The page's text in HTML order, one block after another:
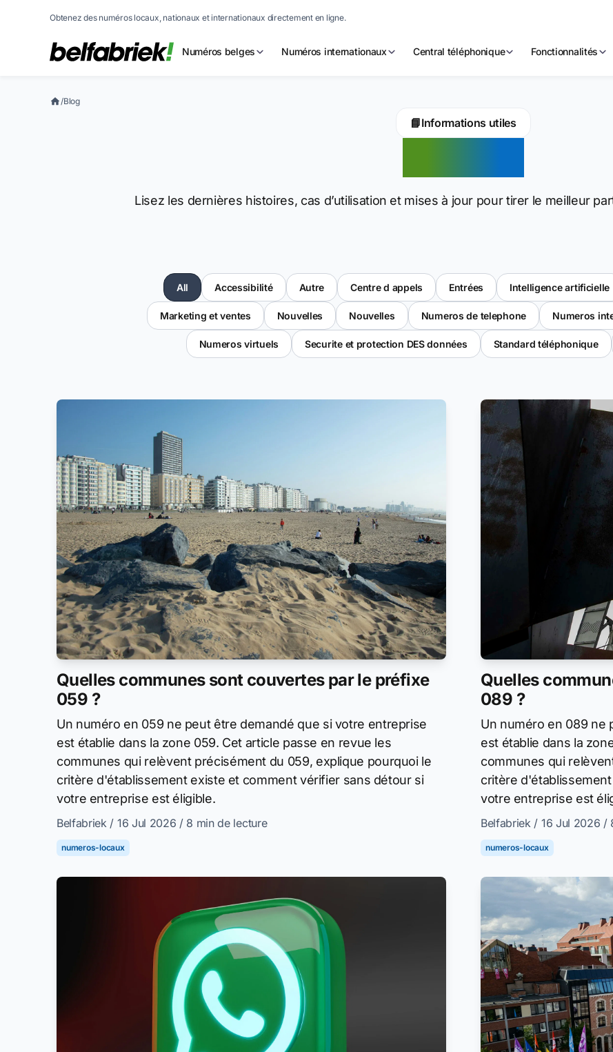
Obtenez des numéros locaux, nationaux et internationaux directement en ligne.
Numéros belges Numéros internationaux Central téléphonique Fonctionnalités
/Blog
📘Informations utiles
Lisez les dernières histoires, cas d’utilisation et mises à jour pour tirer le meilleur
All Accessibilité Autre Centre d appels Entrées Intelligence artificielle
Marketing et ventes Nouvelles Nouvelles Numeros de telephone Numeros
Numeros virtuels Securite et protection DES données Standard téléphonique
Quelles communes sont couvertes par le préfixe
059 ?
Un numéro en 059 ne peut être demandé que si votre entreprise
est établie dans la zone 059. Cet article passe en revue les
communes qui relèvent précisément du 059, explique pourquoi le
critère d'établissement existe et comment vérifier sans détour si
votre entreprise est éligible.
Belfabriek / 16 Jul 2026 / 8 min de lecture
numeros-locaux
Quelles
089 ?
Un numéro en 089 ne
est établie dans la
communes qui
critère
votre entreprise est
Belfabriek / 16 Jul 2026 /
numeros-locaux